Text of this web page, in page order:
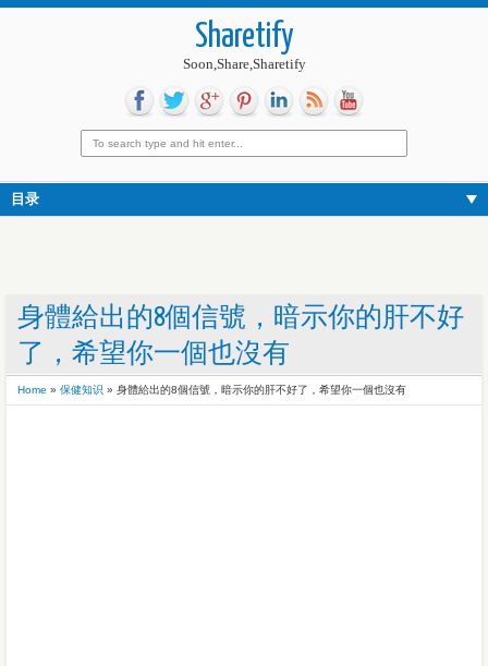
Sharetify
Soon,Share,Sharetify
目录
身體給出的8個信號，暗示你的肝不好
了，希望你一個也沒有
Home » 保健知识 » 身體給出的8個信號，暗示你的肝不好了，希望你一個也沒有